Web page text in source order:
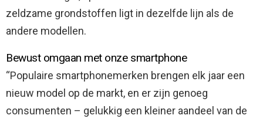
zeldzame grondstoffen ligt in dezelfde lijn als de
andere modellen.
Bewust omgaan met onze smartphone
“Populaire smartphonemerken brengen elk jaar een
nieuw model op de markt, en er zijn genoeg
consumenten – gelukkig een kleiner aandeel van de